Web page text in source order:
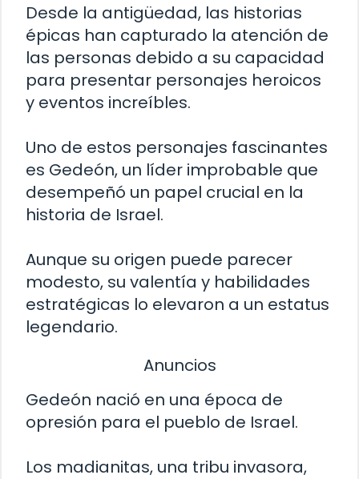
Desde la antigüedad, las historias
épicas han capturado la atención de
las personas debido a su capacidad
para presentar personajes heroicos
y eventos increíbles.
Uno de estos personajes fascinantes
es Gedeón, un líder improbable que
desempeñó un papel crucial en la
historia de Israel.
Aunque su origen puede parecer
modesto, su valentía y habilidades
estratégicas lo elevaron a un estatus
legendario.
Anuncios
Gedeón nació en una época de
opresión para el pueblo de Israel.
Los madianitas, una tribu invasora,